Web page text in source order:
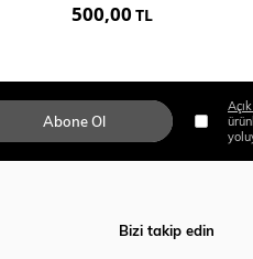
500,00 TL
Abone Ol
Bizi takip edin